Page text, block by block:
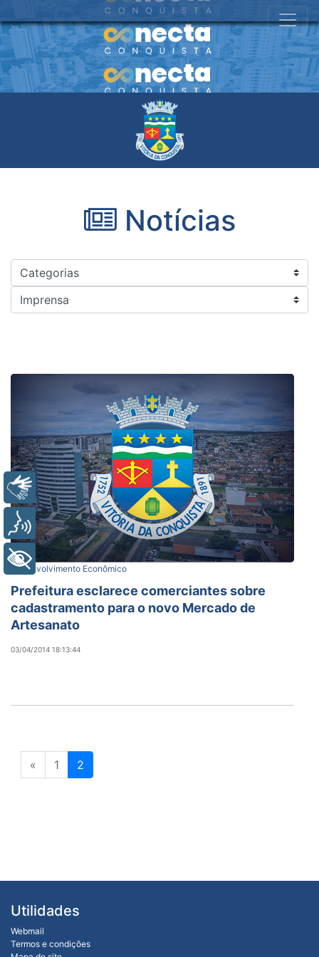
Notícias
Desenvolvimento Econômico
Prefeitura esclarece comerciantes sobre
cadastramento para o novo Mercado de
Artesanato
03/04/2014 18:13:44
« 1 2
Utilidades
Webmail
Termos e condições
Libras
Voz
+ Acessibilidade